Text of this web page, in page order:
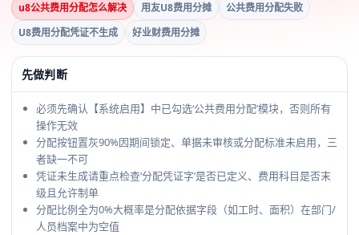
u8公共费用分配怎么解决 用友U8费用分摊
公共费用分配失败
U8费用分配凭证不生成
好业财费用分摊
先做判断
必须先确认【系统启用】中已勾选‘公共费用分配’模块，否则所有
操作无效
分配按钮置灰90%因期间锁定、单据未审核或分配标准未启用，三
者缺一不可
凭证未生成请重点检查‘分配凭证字’是否已定义、费用科目是否末
级且允许制单
分配比例全为0%大概率是分配依据字段（如工时、面积）在部门/
人员档案中为空值